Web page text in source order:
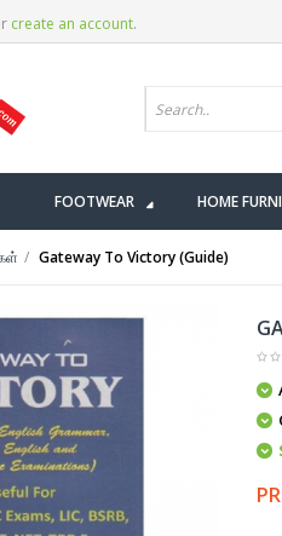
create an account.
FOOTWEAR HOME
Gateway To Victory (Guide)